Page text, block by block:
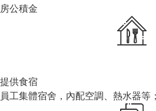
房公積金
提供食宿
員工集體宿舍，內配空調、熱水器等